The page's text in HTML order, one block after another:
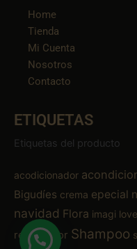
Home
Tienda
Mi Cuenta
Nosotros
Contacto
ETIQUETAS
Etiquetas del producto
acodicionador
Bigudíes crema epecial
navidad Flora imagi
removedor Shampoo